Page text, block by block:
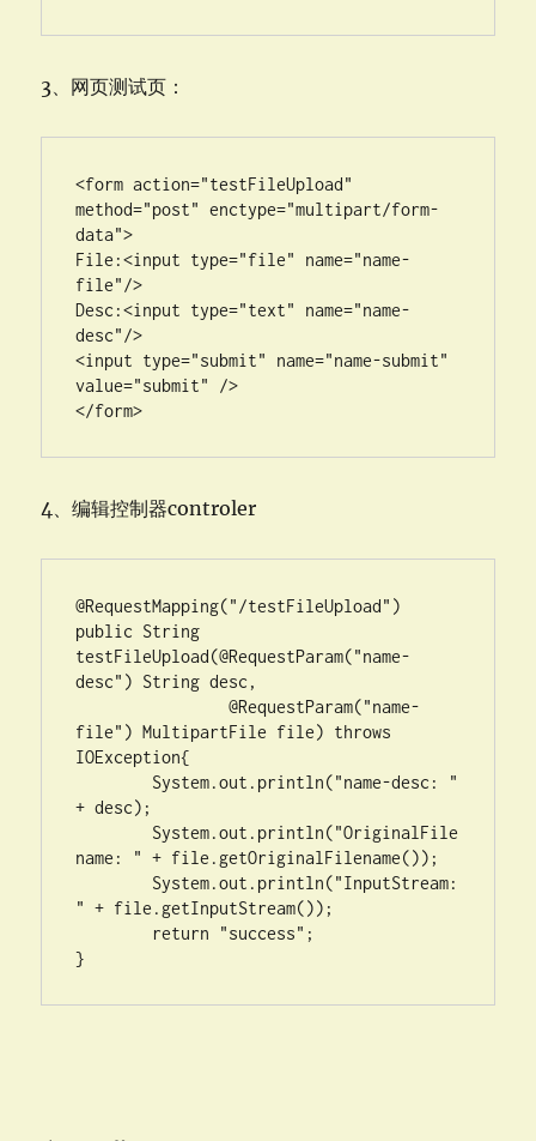
3、网页测试页：
<form action="testFileUpload"
method="post" enctype="multipart/form-
data">
File:<input type="file" name="name-
file"/>
Desc:<input type="text" name="name-
desc"/>
<input type="submit" name="name-submit"
value="submit" />
</form>
4、编辑控制器controler
@RequestMapping("/testFileUpload")
public String
testFileUpload(@RequestParam("name-
desc") String desc,
		@RequestParam("name-
file") MultipartFile file) throws
IOException{
+ desc);
name: " + file.getOriginalFilename());
" + file.getInputStream());
}